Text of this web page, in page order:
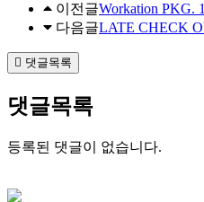
이전글Workation PKG.
다음글LATE CHECK
댓글목록
댓글목록
등록된 댓글이 없습니다.